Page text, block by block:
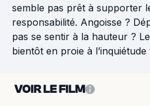
semble pas prêt à supporter
responsabilité. Angoisse ?
pas se sentir à la hauteur ?
bientôt en proie à l’inquiétude
VOIR LE FILM